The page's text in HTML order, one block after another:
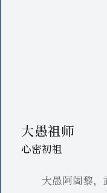
大愚祖师
心密初祖
大愚阿阇黎